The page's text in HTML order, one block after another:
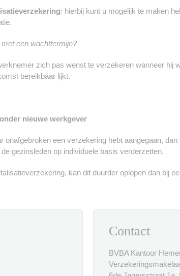
: hierbij kunt u mogelijk te maken
een wachttermijn?
zich pas wenst te verzekeren wanneer hij
bereikbaar lijkt.
nieuwe werkgever
onafgebroken een verzekering hebt aangegaan,
gezinsleden op individuele basis verderzetten.
kan dit duurder oplopen dan bij
Contact
BVBA Kantoor